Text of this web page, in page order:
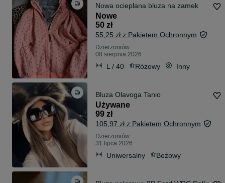
Nowa ocieplana bluza na zamek
Nowe
50 zł
55,25 zł z Pakietem Ochronnym
Dzierżoniów
08 sierpnia 2026
L / 40 Różowy Inny
Bluza Olavoga Tanio
Używane
99 zł
105,97 zł z Pakietem Ochronnym
Dzierżoniów
31 lipca 2026
Uniwersalny Beżowy